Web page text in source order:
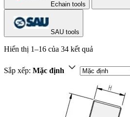
Echain tools
SAU tools
Hiển thị 1–16 của 34 kết quả
Sắp xếp: Mặc định